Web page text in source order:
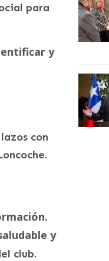
para
y
con
y
club.